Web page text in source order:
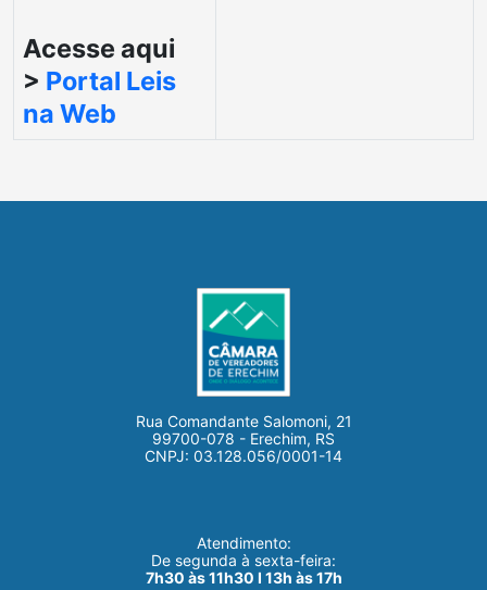
Acesse aqui
> Portal Leis
na Web
Rua Comandante Salomoni, 21
99700-078 - Erechim, RS
CNPJ: 03.128.056/0001-14
Atendimento:
De segunda à sexta-feira:
7h30 às 11h30 I 13h às 17h